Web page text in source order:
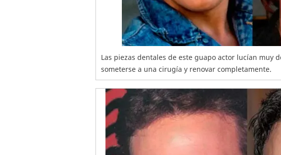
Las piezas dentales de este guapo actor lucían muy
someterse a una cirugía y renovar completamente.